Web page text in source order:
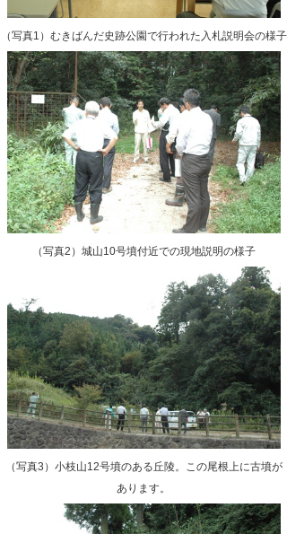
（写真1）むきばんだ史跡公園で行われた入札説明会の様子
（写真2）城山10号墳付近での現地説明の様子
（写真3）小枝山12号墳のある丘陵。この尾根上に古墳が
あります。